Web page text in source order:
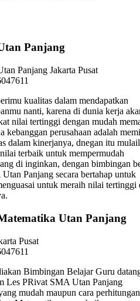
Panjang
Panjang Jakarta Pusat
kualitas dalam mendapatkan
nanti, karena di dunia kerja
nilai tertinggi dengan mudah
kebanggan perusahaan adalah
dalam kinerjanya, dnegan itu
terbaik untuk mempermudah
di inginkan, dengan bimbingan
Panjang secara bertahap untuk
untuk meraih nilai tertinggi
Utan Panjang
Pusat
Bimbingan Belajar Guru
Les PRivat SMA Utan Panjang
mudah maupun cara perhitungan